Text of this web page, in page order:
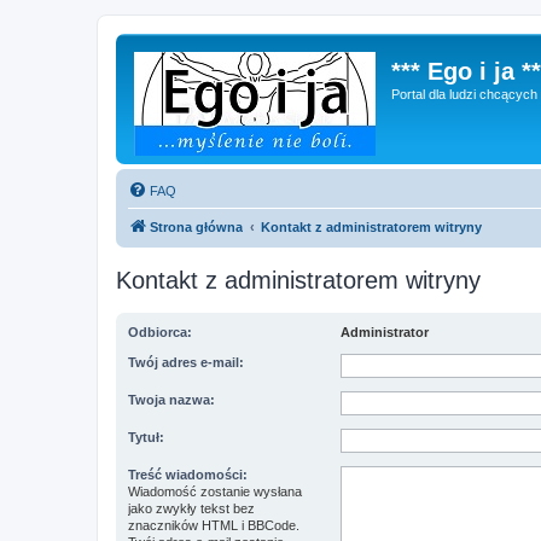
*** Ego i ja
Portal dla ludzi chcących
FAQ
Strona główna Kontakt z administratorem witryny
Kontakt z administratorem witryny
Odbiorca: Administrator
Twój adres e-mail:
Twoja nazwa:
Tytuł:
Treść wiadomości:
Wiadomość zostanie wysłana
jako zwykły tekst bez
znaczników HTML i BBCode.